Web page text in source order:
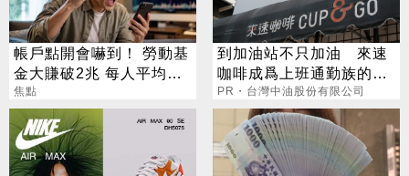
帳戶點開會嚇到！ 勞動基
金大賺破2兆 每人平均發
財11萬
焦點
到加油站不只加油 來速
咖啡成爲上班通勤族的新
選擇
PR・台灣中油股份有限公司